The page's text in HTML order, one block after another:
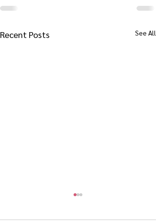
Recent Posts See All